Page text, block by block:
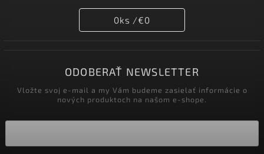
0ks /€0
ODOBERAŤ NEWSLETTER
Vložte svoj e-mail a my Vám budeme zasielať informácie o
nových produktoch na našom e-shope.